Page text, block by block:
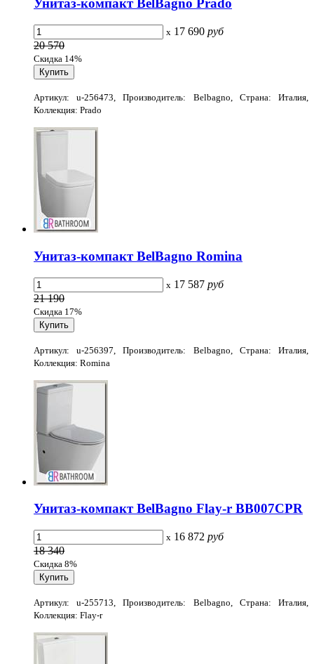
Унитаз-компакт BelBagno Prado
x 17 690 руб
20 570
Скидка 14%
Артикул: u-256473, Производитель: Belbagno, Страна: Италия,
Коллекция: Prado
Унитаз-компакт BelBagno Romina
x 17 587 руб
21 190
Скидка 17%
Артикул: u-256397, Производитель: Belbagno, Страна: Италия,
Коллекция: Romina
Унитаз-компакт BelBagno Flay-r BB007CPR
x 16 872 руб
18 340
Скидка 8%
Артикул: u-255713, Производитель: Belbagno, Страна: Италия,
Коллекция: Flay-r